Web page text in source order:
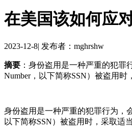
在美国该如何应
2023-12-8| 发布者：mghrshw
摘要 ：身份盗用是一种严重的犯
Number，以下简称SSN）被盗用时
身份盗用是一种严重的犯罪行为，
以下简称SSN）被盗用时，采取适